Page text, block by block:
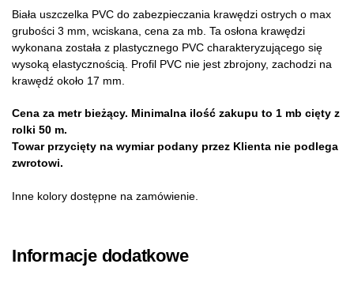
Biała uszczelka PVC do zabezpieczania krawędzi ostrych o max
grubości 3 mm, wciskana, cena za mb. Ta osłona krawędzi
wykonana została z plastycznego PVC charakteryzującego się
wysoką elastycznością. Profil PVC nie jest zbrojony, zachodzi na
krawędź około 17 mm.
Cena za metr bieżący. Minimalna ilość zakupu to 1 mb cięty z
rolki 50 m.
Towar przycięty na wymiar podany przez Klienta nie podlega
zwrotowi.
Inne kolory dostępne na zamówienie.
Informacje dodatkowe